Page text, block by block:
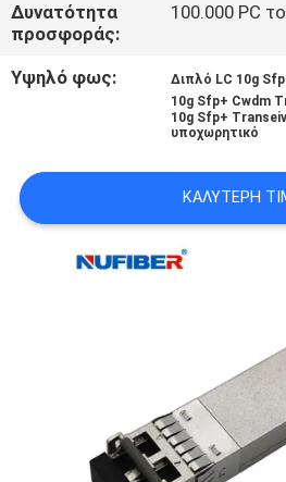
ΕΙΔΉΣΕΙΣ
ΑΠΌΣΠΑΣΜΑ
SITEMAP
Δυνατότητα
προσφοράς:
100.000 PC
Υψηλό φως: Διπλό LC 10g
10g Sfp+ Cwdm
10g Sfp+
υποχωρητικό
ΚΑΛΎΤΕΡΗ